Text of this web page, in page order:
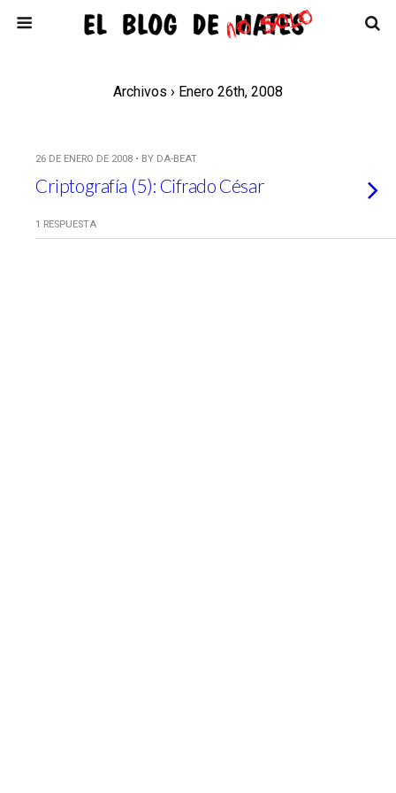
Archivos › Enero 26th, 2008
26 DE ENERO DE 2008 • BY DA-BEAT
Criptografía (5): Cifrado César
1 RESPUESTA